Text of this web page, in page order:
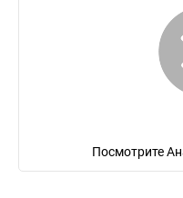
Посмотрите